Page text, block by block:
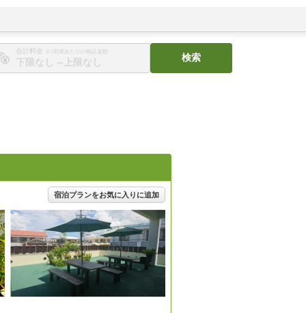
合計料金 ※1部屋あたりの税込金額
〜
検索
宿泊プランをお気に入りに追加